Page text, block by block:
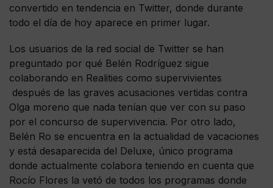
convertido en tendencia en Twitter, donde durante
todo el día de hoy aparece en primer lugar.
Los usuarios de la red social de Twitter se han
preguntado por qué Belén Rodríguez sigue
colaborando en Realities como supervivientes
después de las graves acusaciones vertidas contra
Olga moreno que nada tenían que ver con su paso
por el concurso de supervivencia. Por otro lado,
Belén Ro se encuentra en la actualidad de vacaciones
y está desaparecida del Deluxe, único programa
donde actualmente colabora teniendo en cuenta que
Rocío Flores la vetó de todos los programas donde